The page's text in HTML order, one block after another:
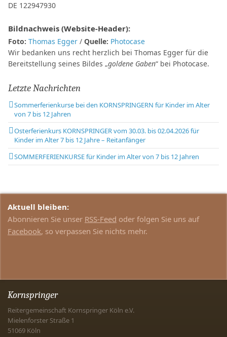
DE 122947930
Bildnachweis (Website-Header):
Foto: Thomas Egger / Quelle: Photocase
Wir bedanken uns recht herzlich bei Thomas Egger für die
Bereitstellung seines Bildes „goldene Gaben“ bei Photocase.
Letzte Nachrichten
Sommerferienkurse bei den KORNSPRINGERN für Kinder im Alter
von 7 bis 12 Jahren
Osterferienkurs KORNSPRINGER vom 30.03. bis 02.04.2026 für
Kinder im Alter 7 bis 12 Jahre – Reitanfänger
SOMMERFERIENKURSE für Kinder im Alter von 7 bis 12 Jahren
Aktuell bleiben:
Abonnieren Sie unser RSS-Feed oder folgen Sie uns auf
Facebook, so verpassen Sie nichts mehr.
Kornspringer
Reitergemeinschaft Kornspringer Köln e.V.
Mielenforster Straße 1
51069 Köln